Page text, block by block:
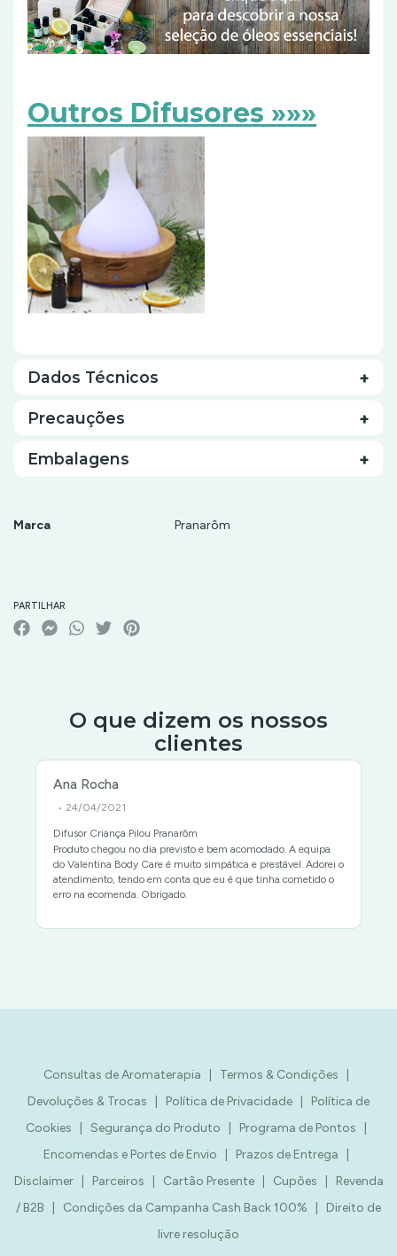
Outros Difusores »»»
Dados Técnicos
Precauções
Embalagens
Marca
Pranarôm
PARTILHAR
O que dizem os nossos
clientes
Ana Rocha
• 24/04/2021
Difusor Criança Pilou Pranarôm
Produto chegou no dia previsto e bem acomodado. A equipa
do Valentina Body Care é muito simpática e prestável. Adorei o
atendimento, tendo em conta que eu é que tinha cometido o
erro na ecomenda. Obrigado.
Consultas de Aromaterapia Termos & Condições
Devoluções & Trocas
Política de Privacidade
Política de
Cookies
Segurança do Produto Programa de Pontos
Encomendas e Portes de Envio
Prazos de Entrega
Disclaimer| Parceiros Cartão Presente| Cupões
Revenda
/ B2B
Condições da Campanha Cash Back 100%
Direito de
livre resolução